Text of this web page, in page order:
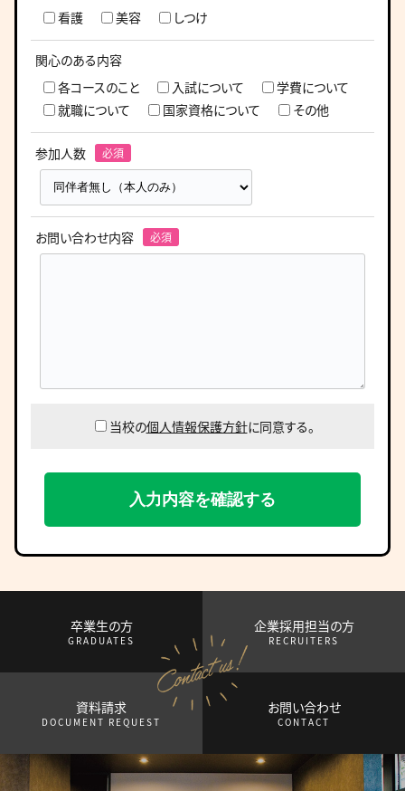
看護
美容 しつけ
関心のある内容
各コースのこと
入試について
学費について
就職について
国家資格について その他
参加人数
お問い合わせ内容
当校の個人情報保護方針に同意する。
卒業生の方
GRADUATES
企業採用担当の方
RECRUITERS
資料請求
DOCUMENT REQUEST
お問い合わせ
CONTACT